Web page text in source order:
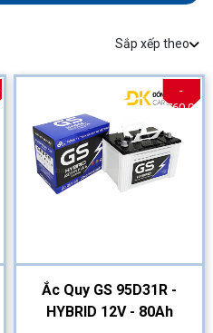
Sắp xếp theo
-
-760.0%
Ắc Quy GS 95D31R -
HYBRID 12V - 80Ah